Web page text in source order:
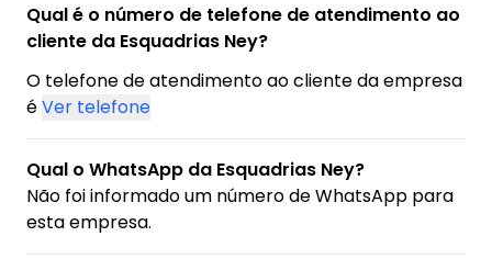
Qual é o número de telefone de atendimento ao
cliente da Esquadrias Ney?
O telefone de atendimento ao cliente da empresa
éVer telefone
Qual o WhatsApp da Esquadrias Ney?
Não foi informado um número de WhatsApp para
esta empresa.